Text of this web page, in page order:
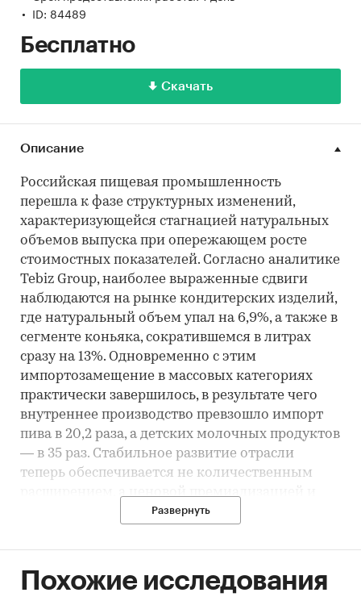
ID: 84489
Бесплатно
Скачать
Описание
Российская пищевая промышленность
перешла к фазе структурных изменений,
характеризующейся стагнацией натуральных
объемов выпуска при опережающем росте
стоимостных показателей. Согласно аналитике
Tebiz Group, наиболее выраженные сдвиги
наблюдаются на рынке кондитерских изделий,
где натуральный объем упал на 6,9%, а также в
сегменте коньяка, сократившемся в литрах
сразу на 13%. Одновременно с этим
импортозамещение в массовых категориях
практически завершилось, в результате чего
внутреннее производство превзошло импорт
пива в 20,2 раза, а детских молочных продуктов
— в 35 раз. Стабильное развитие отрасли
теперь обеспечивается не количественным
развитием нишевых ЗОЖ-сегментов. В этих
топ-менеджменту решать критические задачи
стратегического планирования и управления
закупками в условиях высокой волатильности
Развернуть
Похожие исследования